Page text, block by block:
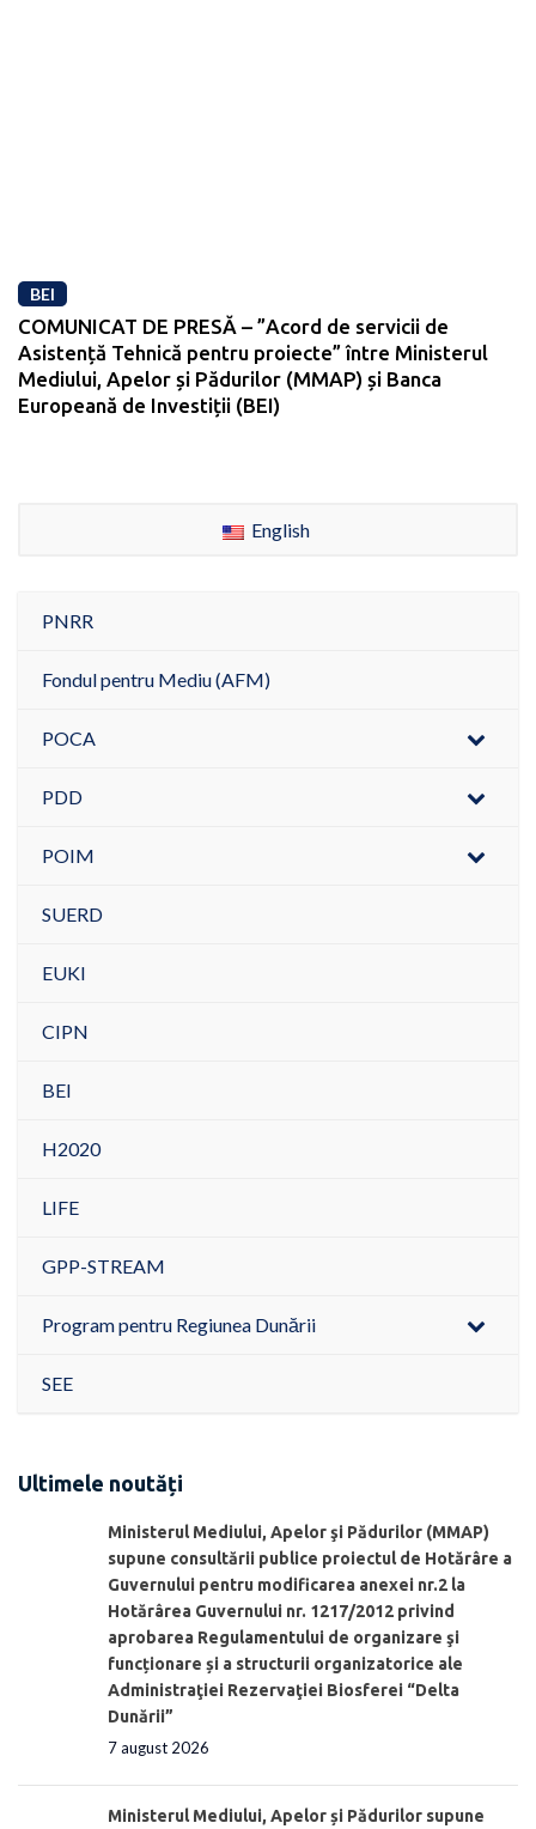
BEI
COMUNICAT DE PRESĂ – ”Acord de servicii de
Asistență Tehnică pentru proiecte” între Ministerul
Mediului, Apelor și Pădurilor (MMAP) și Banca
Europeană de Investiții (BEI)
English
PNRR
Fondul pentru Mediu (AFM)
POCA
PDD
POIM
SUERD
EUKI
CIPN
BEI
H2020
LIFE
GPP-STREAM
Program pentru Regiunea Dunării
SEE
Ultimele noutăți
Ministerul Mediului, Apelor şi Pădurilor (MMAP)
supune consultării publice proiectul de Hotărâre a
Guvernului pentru modificarea anexei nr.2 la
Hotărârea Guvernului nr. 1217/2012 privind
aprobarea Regulamentului de organizare şi
funcționare și a structurii organizatorice ale
Administraţiei Rezervaţiei Biosferei “Delta
Dunării”
7 august 2026
Ministerul Mediului, Apelor și Pădurilor supune